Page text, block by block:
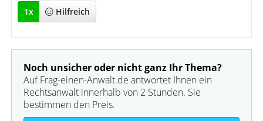
1x Hilfreich
Noch unsicher oder nicht ganz Ihr Thema?
Auf Frag-einen-Anwalt.de antwortet Ihnen ein
Rechtsanwalt innerhalb von 2 Stunden. Sie
bestimmen den Preis.